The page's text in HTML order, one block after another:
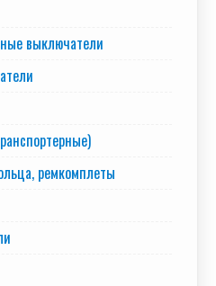
выключатели
ремкомплеты